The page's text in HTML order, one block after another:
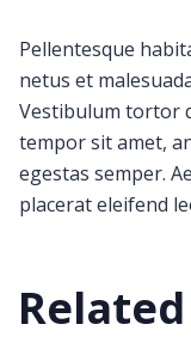
Pellentesque
netus et
Vestibulum tortor
tempor sit amet,
egestas semper.
placerat eleifend